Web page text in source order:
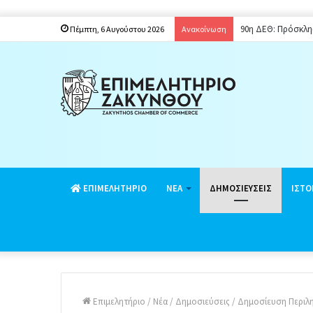
Πέμπτη, 6 Αυγούστου 2026 Ανακοίνωση Παράταση
EΠΙΜΕΛΗΤΗΡΙΟ ΝΕΑ ΔΗΜΟΣΙΕΥΣΕΙΣ
Επιμελητήριο / Νέα / Δημοσιεύσεις / Δημοσίευση